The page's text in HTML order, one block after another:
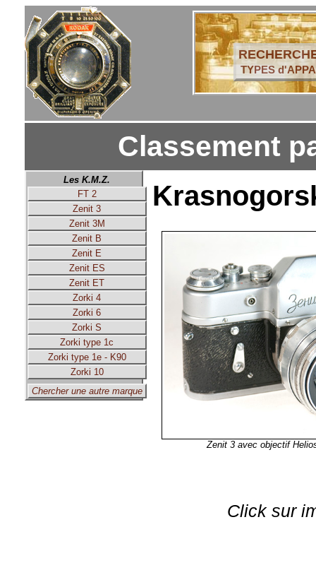
TYPES
Classement
Les K.M.Z.
FT 2
Zenit 3
Zenit 3M
Zenit B
Zenit E
Zenit ES
Zenit ET
Zorki 4
Zorki 6
Zorki S
Zorki type 1c
Zorki type 1e - K90
Zorki 10
Chercher une autre marque
Zenit 3 avec objectif
Click sur